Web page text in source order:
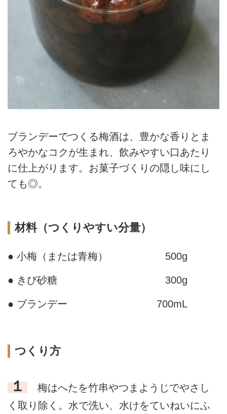
ブランデーでつくる梅酒は、豊かな香りとま
ろやかなコクが生まれ、飲みやすい口あたり
に仕上がります。お菓子づくりの隠し味にし
ても◎。
材料（つくりやすい分量）
● 小梅（または青梅） 500g
● きび砂糖 300g
● ブランデー 700mL
つくり方
１
梅はへたを竹串やつまようじでやさし
く取り除く。水で洗い、水けをていねいにふ